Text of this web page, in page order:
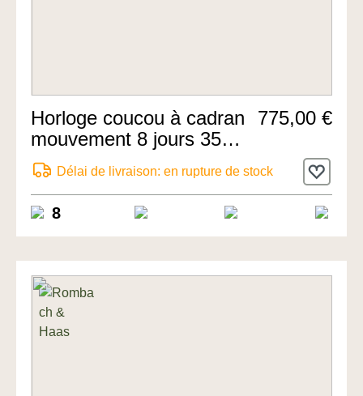
Horloge coucou à cadran
mouvement 8 jours 35cm
de Rombach & Haas
775,00 €
Délai de livraison: en rupture de stock
8